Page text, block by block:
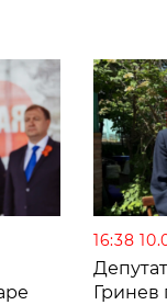
16:38
Гринев